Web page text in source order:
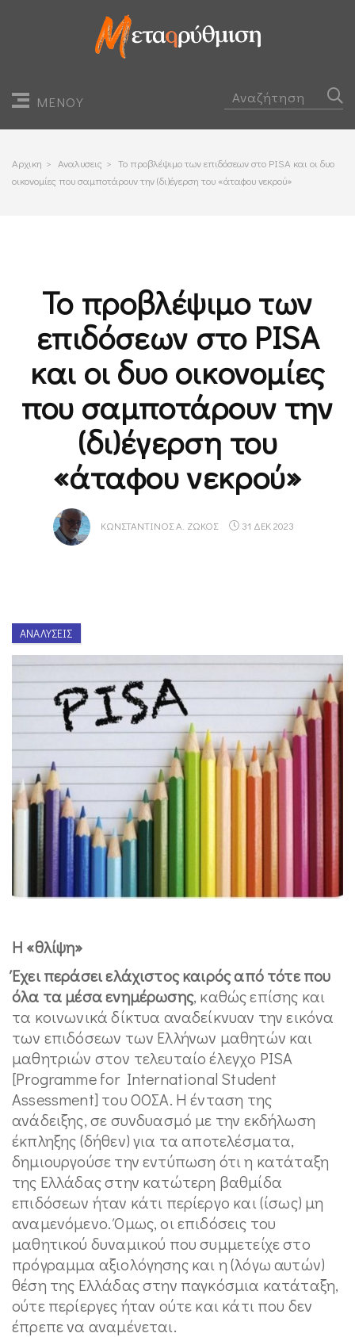
ΜΕΝΟΥ
Αρχικη > Αναλυσεις > Το προβλέψιμο των επιδόσεων στο PISA και οι δυο
οικονομίες που σαμποτάρουν την (δι)έγερση του «άταφου νεκρού»
Το προβλέψιμο των
επιδόσεων στο PISA
και οι δυο οικονομίες
που σαμποτάρουν την
(δι)έγερση του
«άταφου νεκρού»
ΚΩΝΣΤΑΝΤΊΝΟΣ Α. ΖΏΚΟΣ 31 ΔΕΚ 2023
ΑΝΑΛΎΣΕΙΣ
Η «θλίψη»
Έχει περάσει ελάχιστος καιρός από τότε που
όλα τα μέσα ενημέρωσης, καθώς επίσης και
τα κοινωνικά δίκτυα αναδείκνυαν την εικόνα
των επιδόσεων των Ελλήνων μαθητών και
μαθητριών στον τελευταίο έλεγχο PISA
[Programme for International Student
Assessment] του ΟΟΣΑ. Η ένταση της
ανάδειξης, σε συνδυασμό με την εκδήλωση
έκπληξης (δήθεν) για τα αποτελέσματα,
δημιουργούσε την εντύπωση ότι η κατάταξη
της Ελλάδας στην κατώτερη βαθμίδα
επιδόσεων ήταν κάτι περίεργο και (ίσως) μη
αναμενόμενο. Όμως, οι επιδόσεις του
μαθητικού δυναμικού που συμμετείχε στο
πρόγραμμα αξιολόγησης και η (λόγω αυτών)
θέση της Ελλάδας στην παγκόσμια κατάταξη,
ούτε περίεργες ήταν ούτε και κάτι που δεν
έπρεπε να αναμένεται.